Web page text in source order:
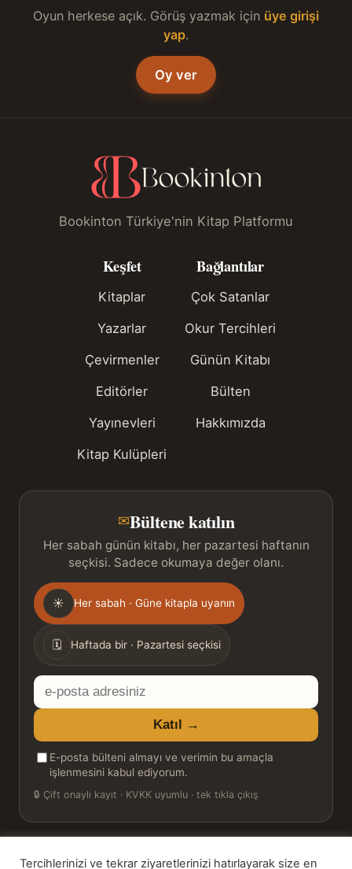
Oyun herkese açık. Görüş yazmak için üye girişi
yap.
Oy ver
Bookinton Türkiye'nin Kitap Platformu
Keşfet
Kitaplar
Yazarlar
Çevirmenler
Editörler
Yayınevleri
Kitap Kulüpleri
Bağlantılar
Çok Satanlar
Okur Tercihleri
Günün Kitabı
Bülten
Hakkımızda
✉Bültene katılın
Her sabah günün kitabı, her pazartesi haftanın
seçkisi. Sadece okumaya değer olanı.
Gönderim
sıklığı
☀ Her sabah · Güne kitapla uyanın
🗓 Haftada bir · Pazartesi seçkisi
E-
posta
adresiniz
Katıl →
E-posta bülteni almayı ve verimin bu amaçla
işlenmesini kabul ediyorum.
🔒 Çift onaylı kayıt · KVKK uyumlu · tek tıkla çıkış
Tercihlerinizi ve tekrar ziyaretlerinizi hatırlayarak size en